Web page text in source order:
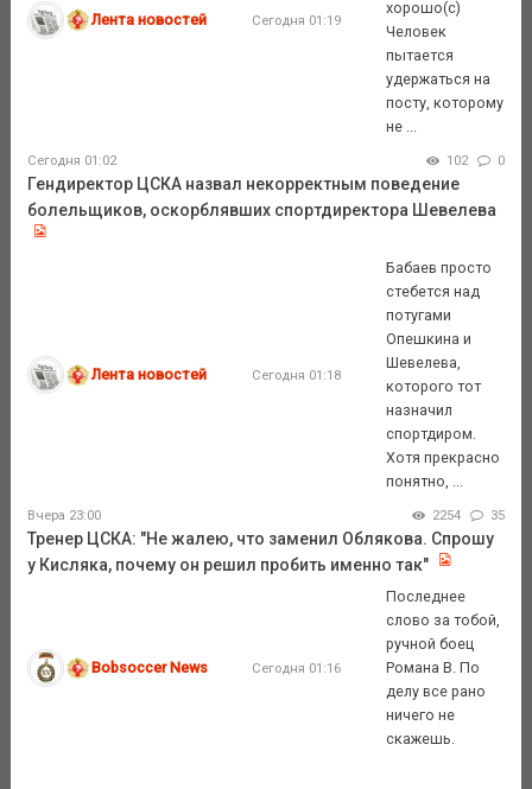
Лента новостей Сегодня 01:19
хорошо(с)
Человек
пытается
удержаться на
посту, которому
не ...
Сегодня 01:02 102 0
Гендиректор ЦСКА назвал некорректным поведение
болельщиков, оскорблявших спортдиректора Шевелева
Лента новостей Сегодня 01:18
Бабаев просто
стебется над
потугами
Опешкина и
Шевелева,
которого тот
назначил
спортдиром.
Хотя прекрасно
понятно, ...
Вчера 23:00 2254 35
Тренер ЦСКА: "Не жалею, что заменил Облякова. Спрошу
у Кисляка, почему он решил пробить именно так"
Bobsoccer News Сегодня 01:16
Последнее
слово за тобой,
ручной боец
Романа В. По
делу все рано
ничего не
скажешь.